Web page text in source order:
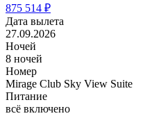
875 514 ₽
Дата вылета
27.09.2026
Ночей
8 ночей
Номер
Mirage Club Sky View Suite
Питание
всё включено